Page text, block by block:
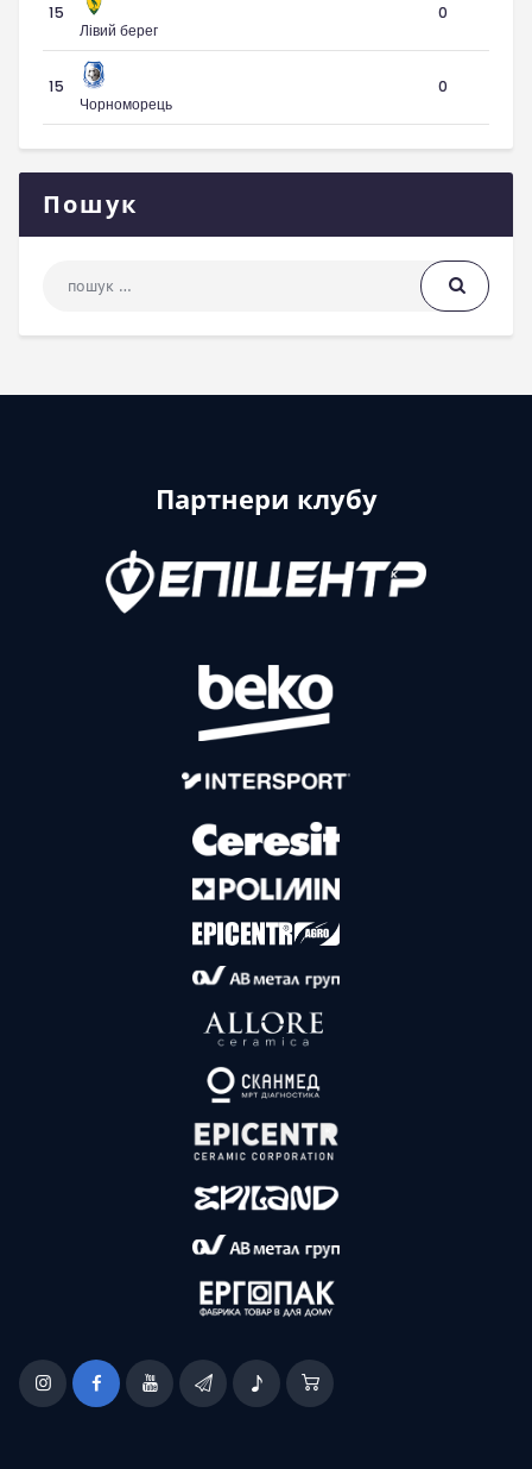
15
Лівий берег
0
15
Чорноморець
0
Пошук